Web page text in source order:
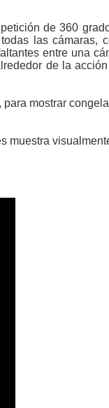
de 360
las cámaras,
entre una
de la
mostrar
muestra